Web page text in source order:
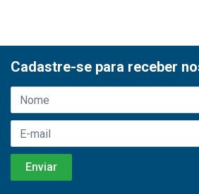
Cadastre-se para receber